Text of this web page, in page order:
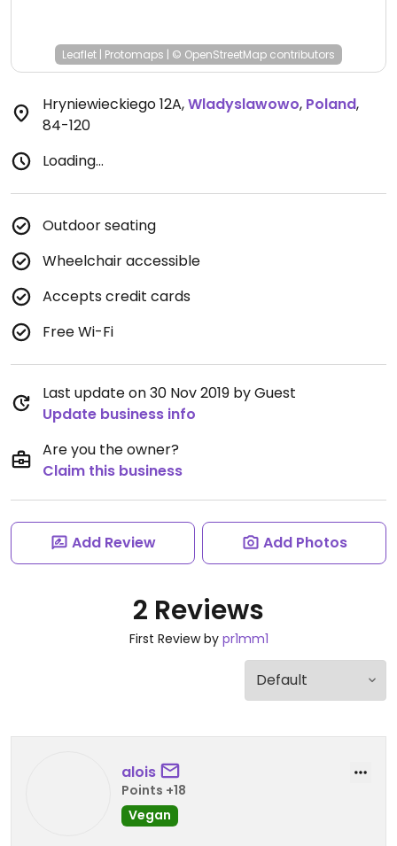
Leaflet | Protomaps | © OpenStreetMap contributors
Hryniewieckiego 12A,Wladyslawowo, Poland,
84-120
Loading...
Outdoor seating
Wheelchair accessible
Accepts credit cards
Free Wi-Fi
Last update on 30 Nov 2019 by Guest
Update business info
Are you the owner?
Claim this business
Add Review Add Photos
2 Reviews
First Review by pr1mm1
alois
Points +18
Vegan